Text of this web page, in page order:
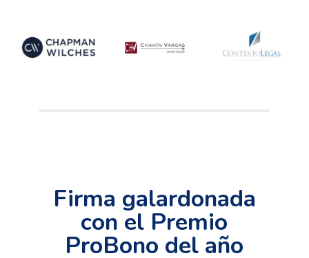
Firma galardonada
con el Premio
ProBono del año